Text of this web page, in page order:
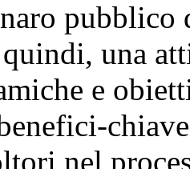
pubblico
quindi, una
e
nel